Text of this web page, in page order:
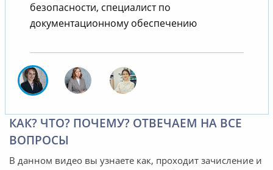
безопасности, специалист по
документационному обеспечению
КАК? ЧТО? ПОЧЕМУ? ОТВЕЧАЕМ НА ВСЕ
ВОПРОСЫ
В данном видео вы узнаете как, проходит зачисление и